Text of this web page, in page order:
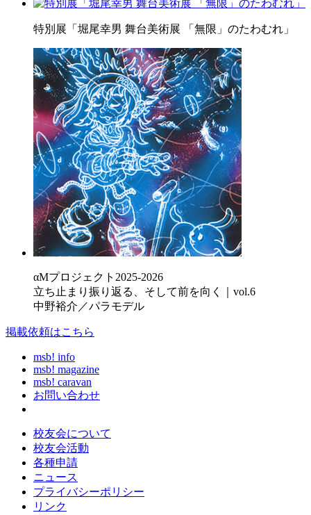
特別展「堀尾幸男 舞台美術展 「無限」のたわむれ」
αMプロジェクト2025-2026
立ち止まり振り返る、そして前を向く｜vol.6
中野裕介／パラモデル
掲載依頼はこちら
msb! info
msb! magazine
msb! caravan
お問い合わせ
校友会について
校友会活動
各種申請
ニュース
プライバシーポリシー
リンク